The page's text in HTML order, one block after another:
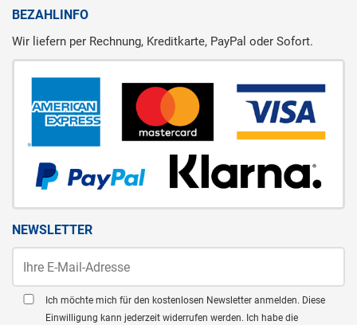
BEZAHLINFO
Wir liefern per Rechnung, Kreditkarte, PayPal oder Sofort.
NEWSLETTER
Ich möchte mich für den kostenlosen Newsletter anmelden. Diese
Einwilligung kann jederzeit widerrufen werden. Ich habe die